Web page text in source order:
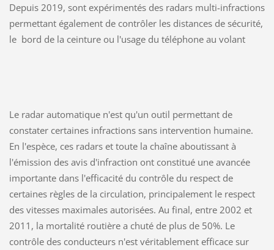
Depuis 2019, sont expérimentés des radars multi-infractions
permettant également de contrôler les distances de sécurité,
le bord de la ceinture ou l'usage du téléphone au volant
Le radar automatique n'est qu'un outil permettant de
constater certaines infractions sans intervention humaine.
En l'espèce, ces radars et toute la chaîne aboutissant à
l'émission des avis d'infraction ont constitué une avancée
importante dans l'efficacité du contrôle du respect de
certaines règles de la circulation, principalement le respect
des vitesses maximales autorisées. Au final, entre 2002 et
2011, la mortalité routière a chuté de plus de 50%. Le
contrôle des conducteurs n'est véritablement efficace sur